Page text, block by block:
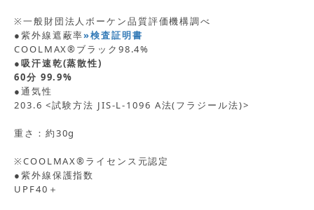
※一般財団法人ボーケン品質評価機構調べ
●紫外線遮蔽率»検査証明書
COOLMAX®ブラック98.4%
●吸汗速乾(蒸散性)
60分 99.9%
●通気性
203.6 <試験方法 JIS-L-1096 A法(フラジール法)>
重さ：約30g
※COOLMAX®ライセンス元認定
●紫外線保護指数
UPF40＋